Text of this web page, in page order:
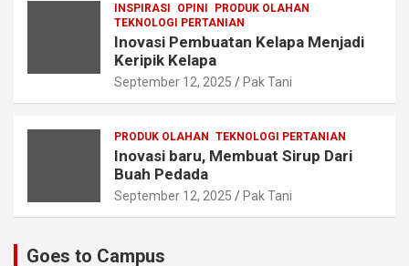
INSPIRASI OPINI
PRODUK OLAHAN
TEKNOLOGI PERTANIAN
Inovasi Pembuatan Kelapa Menjadi
Keripik Kelapa
September 12, 2025 Pak Tani
PRODUK OLAHAN TEKNOLOGI PERTANIAN
Inovasi baru, Membuat Sirup Dari
Buah Pedada
September 12, 2025 Pak Tani
Goes to Campus